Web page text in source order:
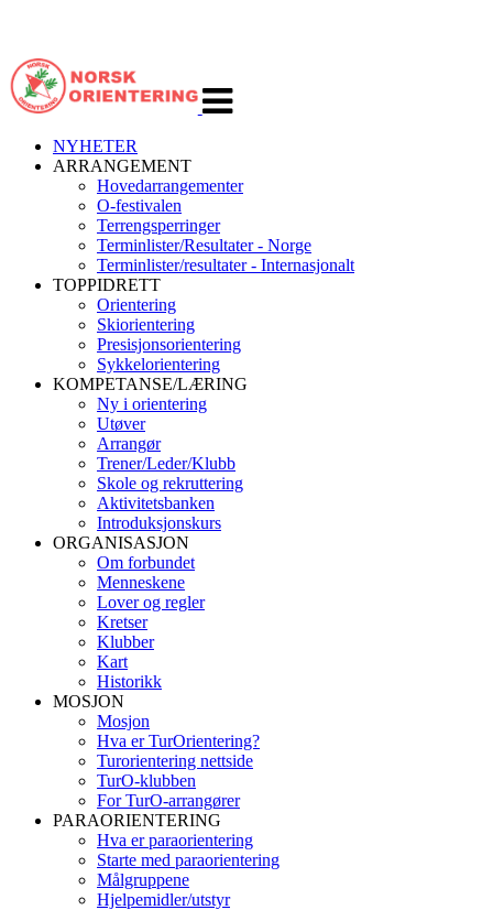
navigasjon
NYHETER
ARRANGEMENT
Hovedarrangementer
O-festivalen
Terrengsperringer
Terminlister/Resultater - Norge
Terminlister/resultater - Internasjonalt
TOPPIDRETT
Orientering
Skiorientering
Presisjonsorientering
Sykkelorientering
KOMPETANSE/LÆRING
Ny i orientering
Utøver
Arrangør
Trener/Leder/Klubb
Skole og rekruttering
Aktivitetsbanken
Introduksjonskurs
ORGANISASJON
Om forbundet
Menneskene
Lover og regler
Kretser
Klubber
Kart
Historikk
MOSJON
Mosjon
Hva er TurOrientering?
Turorientering nettside
TurO-klubben
For TurO-arrangører
PARAORIENTERING
Hva er paraorientering
Starte med paraorientering
Målgruppene
Hjelpemidler/utstyr